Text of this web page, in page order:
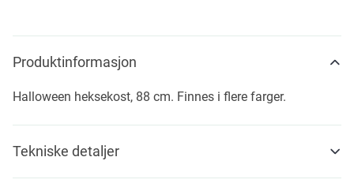
Produktinformasjon
Halloween heksekost, 88 cm. Finnes i flere farger.
Tekniske detaljer